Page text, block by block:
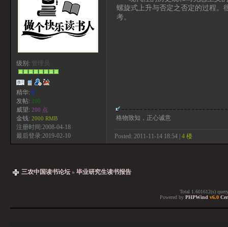
级别: 管理员
精华: 0
发帖: 200
威望: 200 点
金钱: 2000 RMB
注册时间:2008-04-18
最后登录:2019-02-10
螺旋式上升与否定之否定的过程。
考。
格物致知，正心诚意
Posted: 2011-11-14 18:54 | 4 楼
三农中国读书论坛 » 毕业研究生读书报告
Total 1.601612(s)
Powered by PHPWind v6.0